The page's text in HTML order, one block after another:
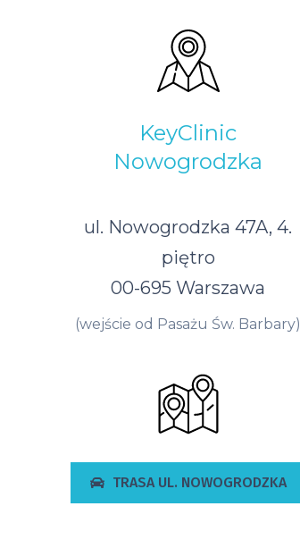
KeyClinic
Nowogrodzka
ul. Nowogrodzka 47A, 4.
piętro
00-695 Warszawa
(wejście od Pasażu Św. Barbary)
TRASA UL. NOWOGRODZKA